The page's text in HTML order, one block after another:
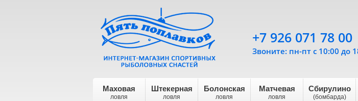
Маховая
ловля
Штекерная
ловля
Болонская
ловля
Матчевая
ловля
Сбирулино
(бомбарда)
+7 926 071 78 00
Звоните: пн-пт с 10:00 до